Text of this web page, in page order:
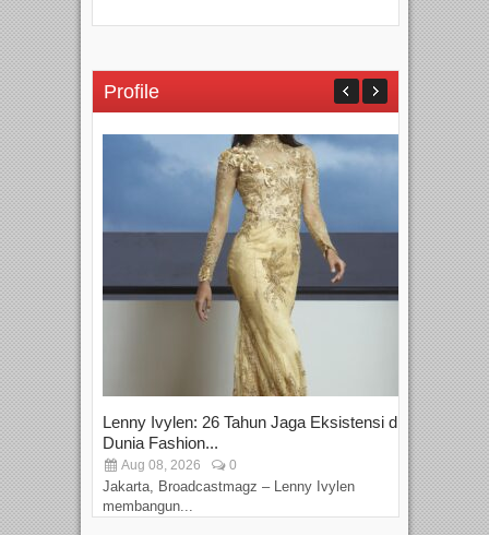
Profile
Lenny Ivylen: 26 Tahun Jaga Eksistensi di
Dunia Fashion...
Aug 08, 2026 0
Jakarta, Broadcastmagz – Lenny Ivylen
membangun...